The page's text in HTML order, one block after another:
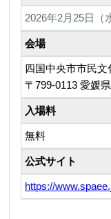
2026年2月25日（
会場
四国中央市市⺠⽂
〒799-0113愛媛
入場料
無料
公式サイト
https://